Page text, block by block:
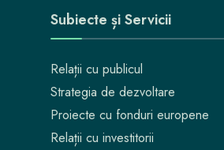
Subiecte și Servicii
Relații cu publicul
Strategia de dezvoltare
Proiecte cu fonduri europene
Relații cu investitorii